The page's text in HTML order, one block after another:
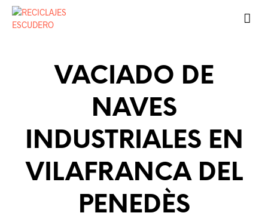
VACIADO DE
NAVES
INDUSTRIALES EN
VILAFRANCA DEL
PENEDÈS